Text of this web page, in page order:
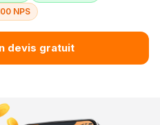
NPS
devis gratuit